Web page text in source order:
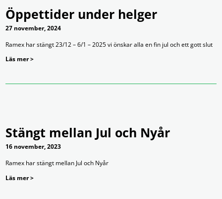
Öppettider under helger
27 november, 2024
Ramex har stängt 23/12 – 6/1 – 2025 vi önskar alla en fin jul och ett gott slut
Läs mer >
Stängt mellan Jul och Nyår
16 november, 2023
Ramex har stängt mellan Jul och Nyår
Läs mer >